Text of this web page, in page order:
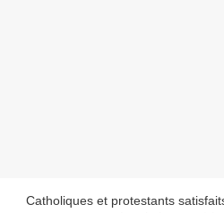
Catholiques et protestants